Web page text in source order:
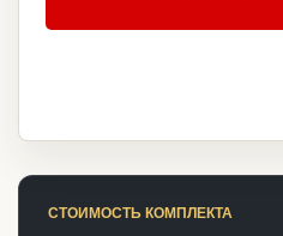
СТОИМОСТЬ КОМПЛЕКТА